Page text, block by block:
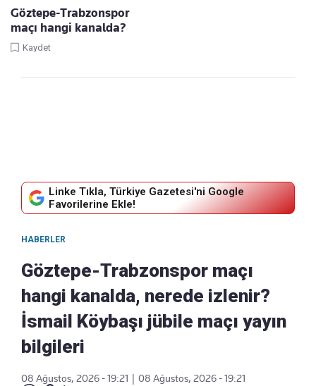
Göztepe-Trabzonspor
maçı hangi kanalda?
Kaydet
Linke Tıkla, Türkiye Gazetesi'ni Google
Favorilerine Ekle!
HABERLER
Göztepe-Trabzonspor maçı
hangi kanalda, nerede izlenir?
İsmail Köybaşı jübile maçı yayın
bilgileri
08 Ağustos, 2026 - 19:21
08 Ağustos, 2026 - 19:21